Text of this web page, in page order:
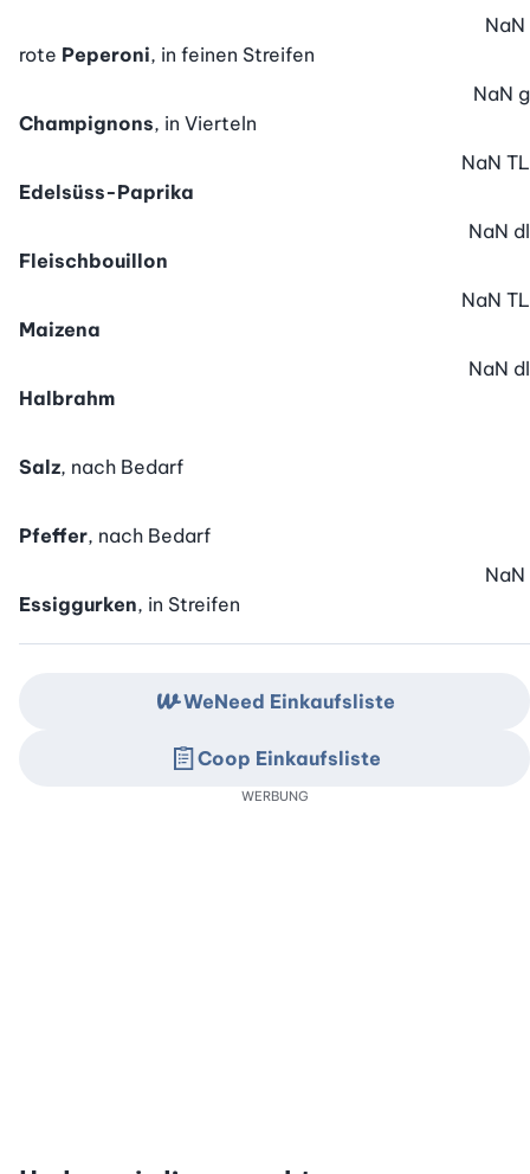
rote Peperoni, in feinen Streifen
NaN
Champignons, in Vierteln
NaN g
Edelsüss-Paprika
NaN TL
Fleischbouillon
NaN dl
Maizena
NaN TL
Halbrahm
NaN dl
Salz, nach Bedarf
Pfeffer, nach Bedarf
Essiggurken, in Streifen
NaN
WeNeed Einkaufsliste
Coop Einkaufsliste
WERBUNG